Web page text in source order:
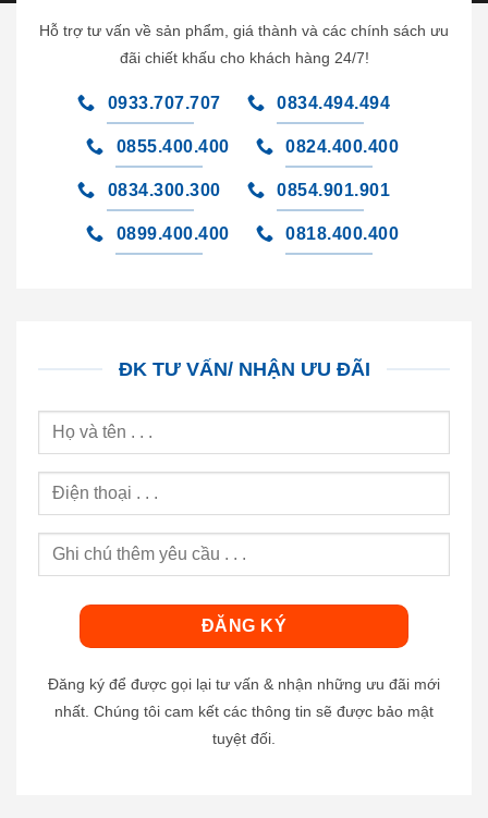
Hỗ trợ tư vấn về sản phẩm, giá thành và các chính sách ưu
đãi chiết khấu cho khách hàng 24/7!
0933.707.707 0834.494.494
0855.400.400 0824.400.400
0834.300.300 0854.901.901
0899.400.400 0818.400.400
ĐK TƯ VẤN/ NHẬN ƯU ĐÃI
Đăng ký để được gọi lại tư vấn & nhận những ưu đãi mới
nhất. Chúng tôi cam kết các thông tin sẽ được bảo mật
tuyệt đối.